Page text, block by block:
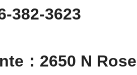
382-3623
：2650 N